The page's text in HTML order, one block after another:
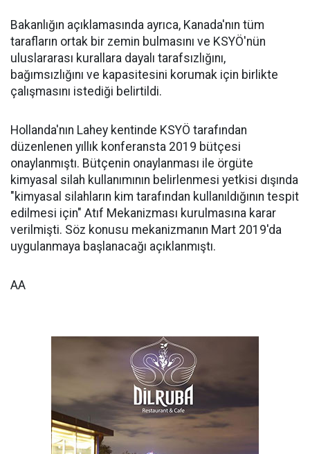
Bakanlığın açıklamasında ayrıca, Kanada'nın tüm
tarafların ortak bir zemin bulmasını ve KSYÖ'nün
uluslararası kurallara dayalı tarafsızlığını,
bağımsızlığını ve kapasitesini korumak için birlikte
çalışmasını istediği belirtildi.
Hollanda'nın Lahey kentinde KSYÖ tarafından
düzenlenen yıllık konferansta 2019 bütçesi
onaylanmıştı. Bütçenin onaylanması ile örgüte
kimyasal silah kullanımının belirlenmesi yetkisi dışında
"kimyasal silahların kim tarafından kullanıldığının tespit
edilmesi için" Atıf Mekanizması kurulmasına karar
verilmişti. Söz konusu mekanizmanın Mart 2019'da
uygulanmaya başlanacağı açıklanmıştı.
AA